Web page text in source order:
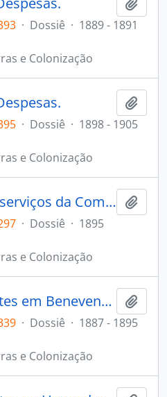
· Dossiê · 1889 - 1891
e Colonização
· Dossiê · 1898 - 1905
e Colonização
Discriminação dos serviços da Comissão de Melhoramentos.
· Dossiê · 1895
e Colonização
Entrada de imigrantes em Benevente (Anchieta).
· Dossiê · 1887 - 1895
e Colonização